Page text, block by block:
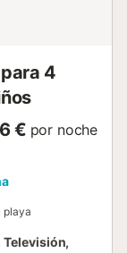
4
€ por noche
playa